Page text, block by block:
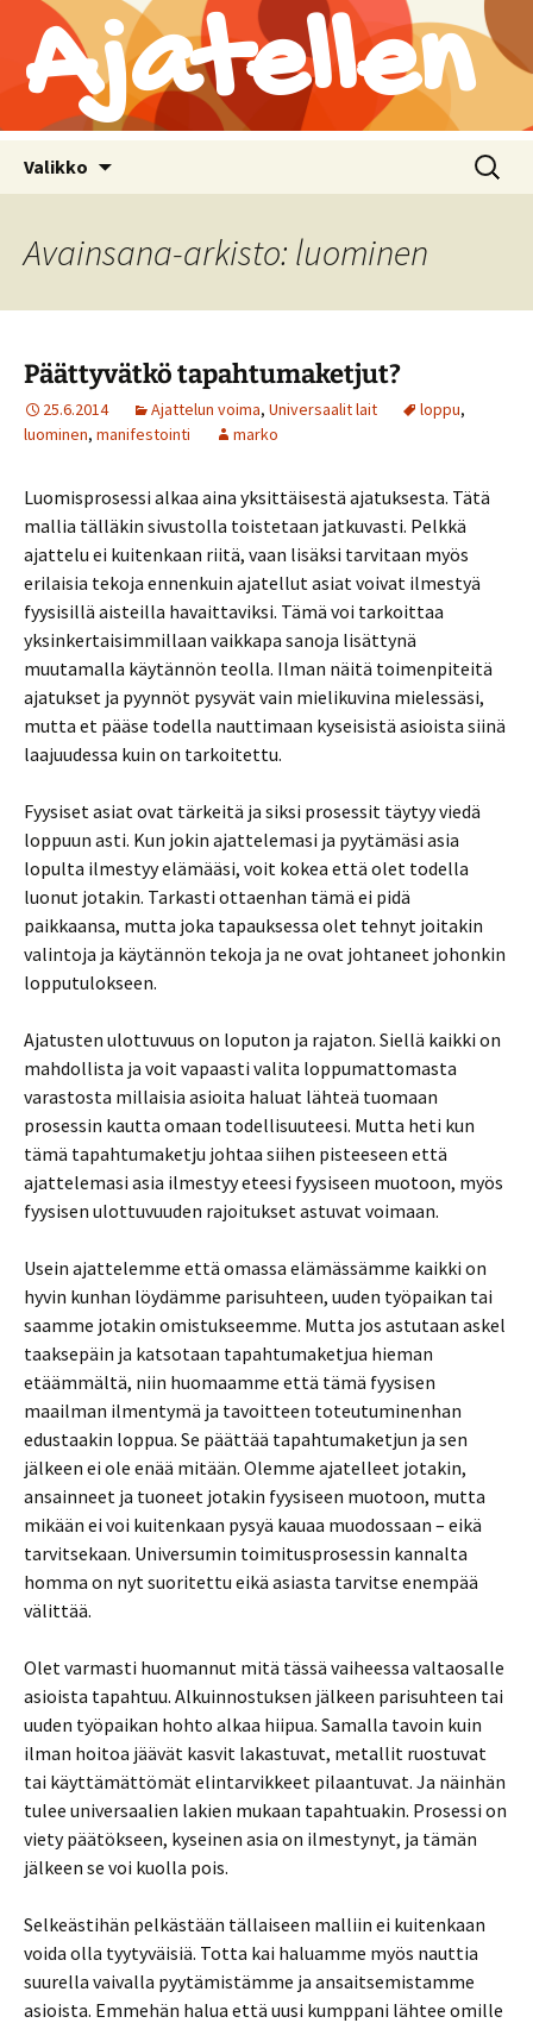
Ajatellen
Valikko Haku:
Avainsana-arkisto: luominen
Päättyvätkö tapahtumaketjut?
25.6.2014 Ajattelun voima, Universaalit lait loppu,
luominen, manifestointi marko
Luomisprosessi alkaa aina yksittäisestä ajatuksesta. Tätä
mallia tälläkin sivustolla toistetaan jatkuvasti. Pelkkä
ajattelu ei kuitenkaan riitä, vaan lisäksi tarvitaan myös
erilaisia tekoja ennenkuin ajatellut asiat voivat ilmestyä
fyysisillä aisteilla havaittaviksi. Tämä voi tarkoittaa
yksinkertaisimmillaan vaikkapa sanoja lisättynä
muutamalla käytännön teolla. Ilman näitä toimenpiteitä
ajatukset ja pyynnöt pysyvät vain mielikuvina mielessäsi,
mutta et pääse todella nauttimaan kyseisistä asioista siinä
laajuudessa kuin on tarkoitettu.
Fyysiset asiat ovat tärkeitä ja siksi prosessit täytyy viedä
loppuun asti. Kun jokin ajattelemasi ja pyytämäsi asia
lopulta ilmestyy elämääsi, voit kokea että olet todella
luonut jotakin. Tarkasti ottaenhan tämä ei pidä
paikkaansa, mutta joka tapauksessa olet tehnyt joitakin
valintoja ja käytännön tekoja ja ne ovat johtaneet johonkin
lopputulokseen.
Ajatusten ulottuvuus on loputon ja rajaton. Siellä kaikki on
mahdollista ja voit vapaasti valita loppumattomasta
varastosta millaisia asioita haluat lähteä tuomaan
prosessin kautta omaan todellisuuteesi. Mutta heti kun
tämä tapahtumaketju johtaa siihen pisteeseen että
ajattelemasi asia ilmestyy eteesi fyysiseen muotoon, myös
fyysisen ulottuvuuden rajoitukset astuvat voimaan.
Usein ajattelemme että omassa elämässämme kaikki on
hyvin kunhan löydämme parisuhteen, uuden työpaikan tai
saamme jotakin omistukseemme. Mutta jos astutaan askel
taaksepäin ja katsotaan tapahtumaketjua hieman
etäämmältä, niin huomaamme että tämä fyysisen
maailman ilmentymä ja tavoitteen toteutuminenhan
edustaakin loppua. Se päättää tapahtumaketjun ja sen
jälkeen ei ole enää mitään. Olemme ajatelleet jotakin,
ansainneet ja tuoneet jotakin fyysiseen muotoon, mutta
mikään ei voi kuitenkaan pysyä kauaa muodossaan – eikä
tarvitsekaan. Universumin toimitusprosessin kannalta
homma on nyt suoritettu eikä asiasta tarvitse enempää
välittää.
Olet varmasti huomannut mitä tässä vaiheessa valtaosalle
asioista tapahtuu. Alkuinnostuksen jälkeen parisuhteen tai
uuden työpaikan hohto alkaa hiipua. Samalla tavoin kuin
ilman hoitoa jäävät kasvit lakastuvat, metallit ruostuvat
tai käyttämättömät elintarvikkeet pilaantuvat. Ja näinhän
tulee universaalien lakien mukaan tapahtuakin. Prosessi on
viety päätökseen, kyseinen asia on ilmestynyt, ja tämän
jälkeen se voi kuolla pois.
Selkeästihän pelkästään tällaiseen malliin ei kuitenkaan
voida olla tyytyväisiä. Totta kai haluamme myös nauttia
suurella vaivalla pyytämistämme ja ansaitsemistamme
asioista. Emmehän halua että uusi kumppani lähtee omille